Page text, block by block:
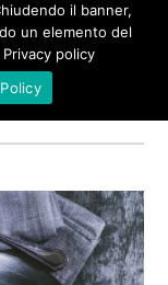
il banner,
un elemento del
policy